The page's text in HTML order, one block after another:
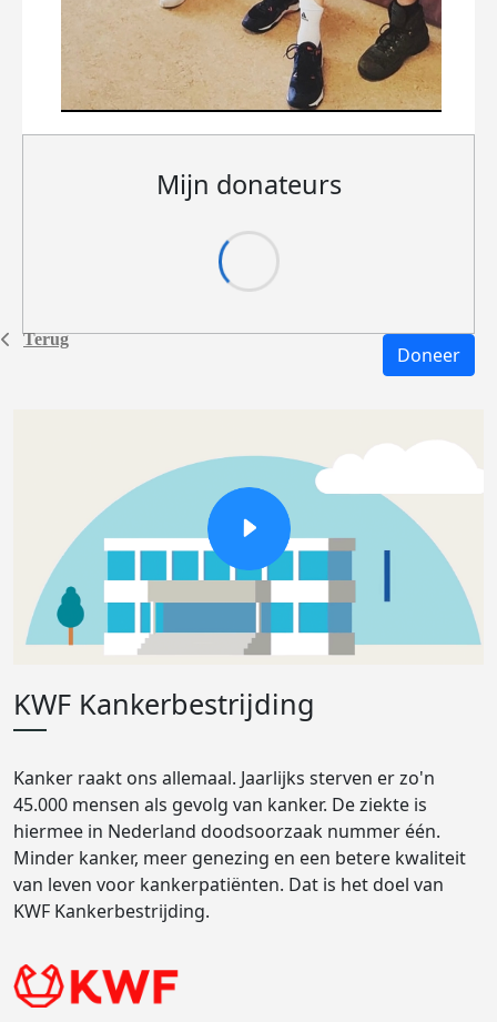
Terug
Mijn donateurs
Doneer
KWF Kankerbestrijding
Kanker raakt ons allemaal. Jaarlijks sterven er zo'n
45.000 mensen als gevolg van kanker. De ziekte is
hiermee in Nederland doodsoorzaak nummer één.
Minder kanker, meer genezing en een betere kwaliteit
van leven voor kankerpatiënten. Dat is het doel van
KWF Kankerbestrijding.